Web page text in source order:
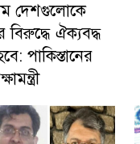
দেশগুলোকে
বিরুদ্ধে ঐক্যবদ্ধ
পাকিস্তানের